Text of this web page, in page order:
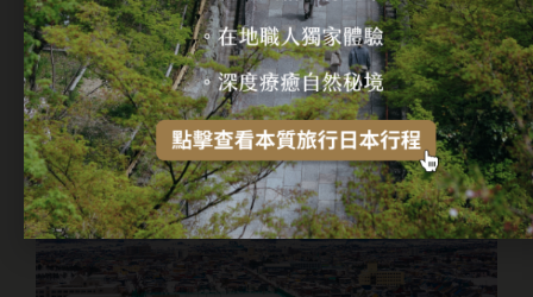
繼續閱讀